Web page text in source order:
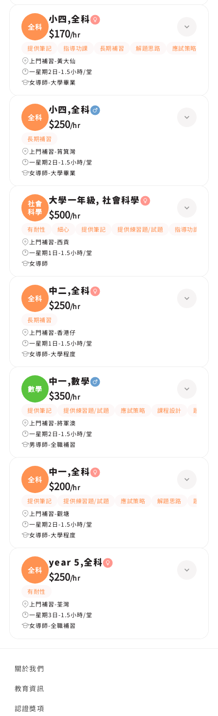
全科
小四,全科
$170/hr
提供筆記 指導功課 長期補習 解題思路 應試策略
上門補習-黃大仙
一星期2日-1.5小時/堂
女導師-大學畢業
全科
小四,全科
$250/hr
長期補習
上門補習-筲箕灣
一星期2日-1.5小時/堂
女導師-大學畢業
社會
科學
大學一年級, 社會科學
$500/hr
有耐性 細心 提供筆記 提供練習題/試題 指導功課
上門補習-西貢
一星期1日-1.5小時/堂
女導師
全科
中二,全科
$250/hr
長期補習
上門補習-香港仔
一星期1日-1.5小時/堂
女導師-大學程度
數學
中一,數學
$350/hr
提供筆記 提供練習題/試題 應試策略 課程設計
題目講解
上門補習-將軍澳
一星期2日-1.5小時/堂
男導師-全職補習
全科
中一,全科
$200/hr
提供筆記 提供練習題/試題 應試策略 解題思路
題目講解
上門補習-觀塘
一星期2日-1.5小時/堂
女導師-大學程度
全科
year 5,全科
$250/hr
有耐性
上門補習-荃灣
一星期3日-1.5小時/堂
女導師-全職補習
關於我們
教育資訊
認證獎項